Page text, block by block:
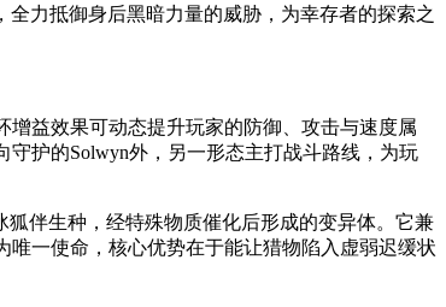
力抵御身后黑暗力量的威胁，为幸存者的探索之
增益效果可动态提升玩家的防御、攻击与速度属
护的Solwyn外，另一形态主打战斗路线，为玩
伴生种，经特殊物质催化后形成的变异体。它兼
一使命，核心优势在于能让猎物陷入虚弱迟缓状